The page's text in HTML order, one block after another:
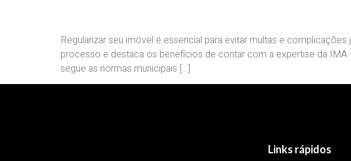
Regularizar seu imóvel é essencial para evitar multas e
processo e destaca os benefícios de contar com a expertise da
segue as normas municipais […]
Links rápidos